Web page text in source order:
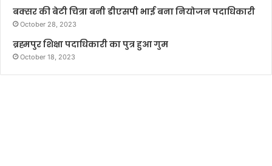
बक्सर की बेटी चित्रा बनी डीएसपी भाई बना नियोजन पदाधिकारी
October 28, 2023
ब्रह्मपुर शिक्षा पदाधिकारी का पुत्र हुआ गुम
October 18, 2023